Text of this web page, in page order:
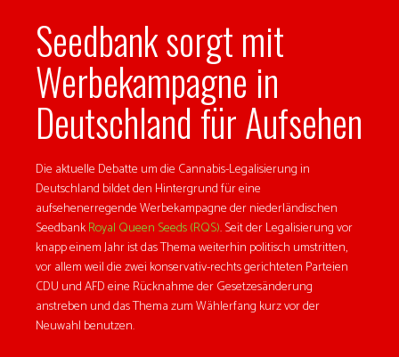
Seedbank sorgt mit
Werbekampagne in
Deutschland für Aufsehen
Die aktuelle Debatte um die Cannabis-Legalisierung in
Deutschland bildet den Hintergrund für eine
aufsehenerregende Werbekampagne der niederländischen
SeedbankRoyal Queen Seeds (RQS). Seit der Legalisierung vor
knapp einem Jahr ist das Thema weiterhin politisch umstritten,
vor allem weil die zwei konservativ-rechts gerichteten Parteien
CDU und AFD eine Rücknahme der Gesetzesänderung
anstreben und das Thema zum Wählerfang kurz vor der
Neuwahl benutzen.